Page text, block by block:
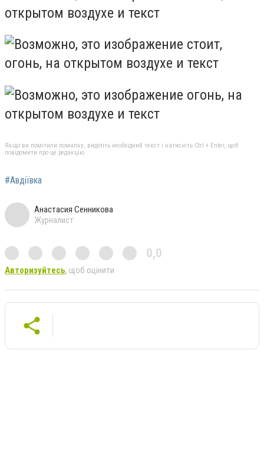
Якщо ви помітили помилку, виділіть необхідний текст і натисніть Ctrl + Enter, щоб
повідомити про це редакцію
#Авдіївка
Анастасия Сенникова
Журналист
0,0
Авторизуйтесь, щоб оцінити